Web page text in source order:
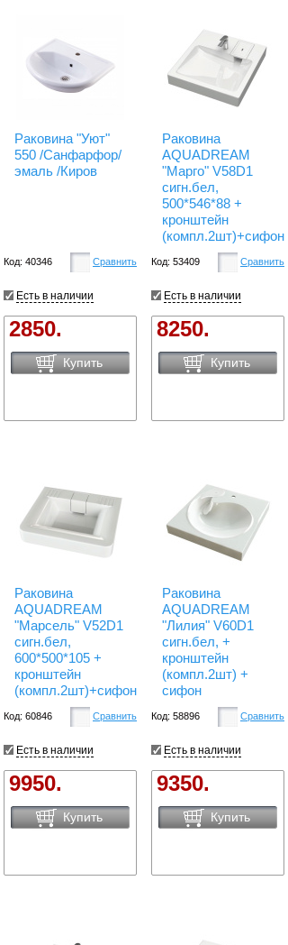
Раковина "Уют"
550 /Санфарфор/
эмаль /Киров
Код: 40346 Сравнить
Есть в наличии
2850.
Купить
Раковина
AQUADREAM
"Марго" V58D1
сигн.бел,
500*546*88 +
кронштейн
(компл.2шт)+сифон
Код: 53409 Сравнить
Есть в наличии
8250.
Купить
Раковина
AQUADREAM
"Марсель" V52D1
сигн.бел,
600*500*105 +
кронштейн
(компл.2шт)+сифон
Код: 60846 Сравнить
Есть в наличии
9950.
Купить
Раковина
AQUADREAM
"Лилия" V60D1
сигн.бел, +
кронштейн
(компл.2шт) +
сифон
Код: 58896 Сравнить
Есть в наличии
9350.
Купить